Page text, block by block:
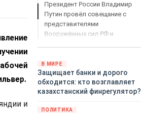
и
Президент России Владимир
Путин провёл совещание с
представителями
Вооружённых сил РФ и
руководстве спецоперацией.
В МИРЕ
Защищает банки и дорого
обходится: кто возглавляет
казахстанский финрегулятор?
ПОЛИТИКА